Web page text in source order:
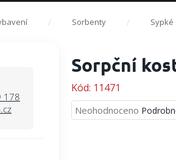
Sorbenty
178
Sorpční
Kód: 11471
Průměrné
hodnocení
Neohodnoceno